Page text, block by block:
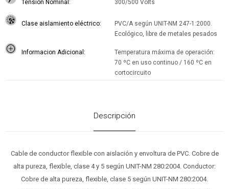
Tensión Nominal 300/500 Volts
Clase aislamiento eléctrico
PVC/A según UNIT-NM 247-1:2000.
Ecológico, libre de metales pesados
Informacion Adicional
Temperatura máxima de operación:
70 ºC en uso continuo / 160 ºC en
cortocircuito
Descripción
Cable de conductor flexible con aislación y envoltura de PVC. Cobre de
alta pureza, flexible, clase 4 y 5 según UNIT-NM 280:2004. Conductor:
Cobre de alta pureza, flexible, clase 5 según UNIT-NM 280:2004.